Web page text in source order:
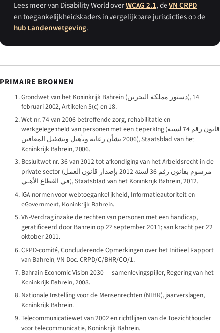
Lees meer van Disability World overWCAG 2.1, deVN CRPD
en toegankelijkheidskaders in vergelijkbare jurisdicties op de
hub Landenwetgeving.
PRIMAIRE BRONNEN
Grondwet van het Koninkrijk Bahrein (دستور مملكة البحرين), 14
februari 2002, Artikelen 5(c) en 18.
Wet nr. 74 van 2006 betreffende zorg, rehabilitatie en
werkgelegenheid van personen met een beperking (قانون رقم 74 لسنة
2006 بشأن رعاية وتأهيل وتشغيل المعاقين), Staatsblad van het
Koninkrijk Bahrein, 2006.
Besluitwet nr. 36 van 2012 tot afkondiging van het Arbeidsrecht in de
private sector (مرسوم بقانون رقم 36 لسنة 2012 بإصدار قانون العمل
في القطاع الأهلي), Staatsblad van het Koninkrijk Bahrein, 2012.
iGA-normen voor webtoegankelijkheid, Informatieautoriteit en
eGovernment, Koninkrijk Bahrein.
VN-Verdrag inzake de rechten van personen met een handicap,
geratificeerd door Bahrein op 22 september 2011; van kracht per 22
oktober 2011.
CRPD-comité, Concluderende Opmerkingen over het Initieel Rapport
van Bahrein, VN Doc. CRPD/C/BHR/CO/1.
Bahrain Economic Vision 2030 — samenlevingspijler, Regering van het
Koninkrijk Bahrein, 2008.
Nationale Instelling voor de Mensenrechten (NIHR), jaarverslagen,
Koninkrijk Bahrein.
Telecommunicatiewet van 2002 en richtlijnen van de Toezichthouder
voor telecommunicatie, Koninkrijk Bahrein.